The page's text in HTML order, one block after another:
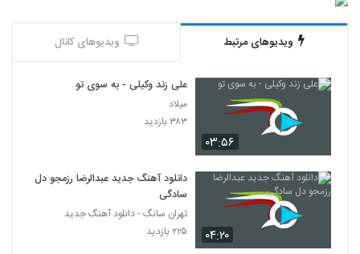
ویدیوهای مرتبط ویدیوهای کانال
۰۳:۵۶
علی زند وکیلی - به سوی تو
میلاد
۳۸۳ بازدید
۰۴:۲۰
دانلود آهنگ جدید عبدالرضا رزمجو دل
سادگی
تهران سانگ - دانلود آهنگ جدید
۲۲۵ بازدید